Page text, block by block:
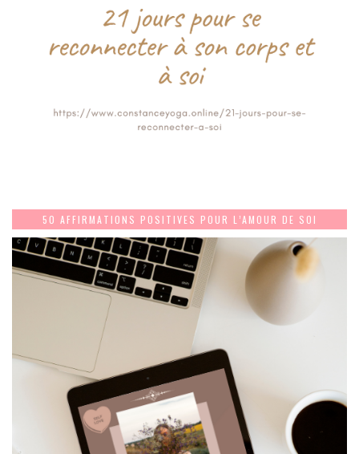
50 AFFIRMATIONS POSITIVES POUR L’AMOUR DE SOI